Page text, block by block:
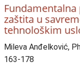
zaštita u
tehnološkim
Mileva Anđelković,
163-178